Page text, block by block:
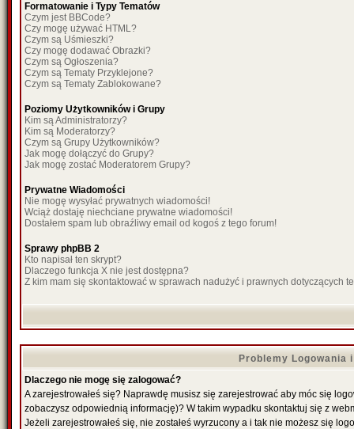
Formatowanie i Typy Tematów
Czym jest BBCode?
Czy mogę używać HTML?
Czym są Uśmieszki?
Czy mogę dodawać Obrazki?
Czym są Ogłoszenia?
Czym są Tematy Przyklejone?
Czym są Tematy Zablokowane?
Poziomy Użytkowników i Grupy
Kim są Administratorzy?
Kim są Moderatorzy?
Czym są Grupy Użytkowników?
Jak mogę dołączyć do Grupy?
Jak mogę zostać Moderatorem Grupy?
Prywatne Wiadomości
Nie mogę wysyłać prywatnych wiadomości!
Wciąż dostaję niechciane prywatne wiadomości!
Dostałem spam lub obraźliwy email od kogoś z tego forum!
Sprawy phpBB 2
Kto napisał ten skrypt?
Dlaczego funkcja X nie jest dostępna?
Z kim mam się skontaktować w sprawach nadużyć i prawnych dotyczących
Problemy Logowania
Dlaczego nie mogę się zalogować?
A zarejestrowałeś się? Naprawdę musisz się zarejestrować aby móc się
zobaczysz odpowiednią informację)? W takim wypadku skontaktuj się z
Jeżeli zarejestrowałeś się, nie zostałeś wyrzucony a i tak nie możesz się